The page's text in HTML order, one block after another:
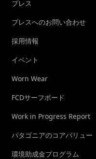
プレス
プレスへのお問い合わせ
採用情報
イベント
Worn Wear
FCDサーフボード
Work in Progress Report
パタゴニアのコアバリュー
環境助成金プログラム